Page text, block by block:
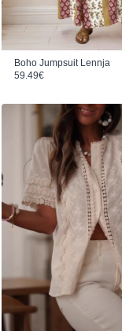
Boho Jumpsuit Lennja
59.49€